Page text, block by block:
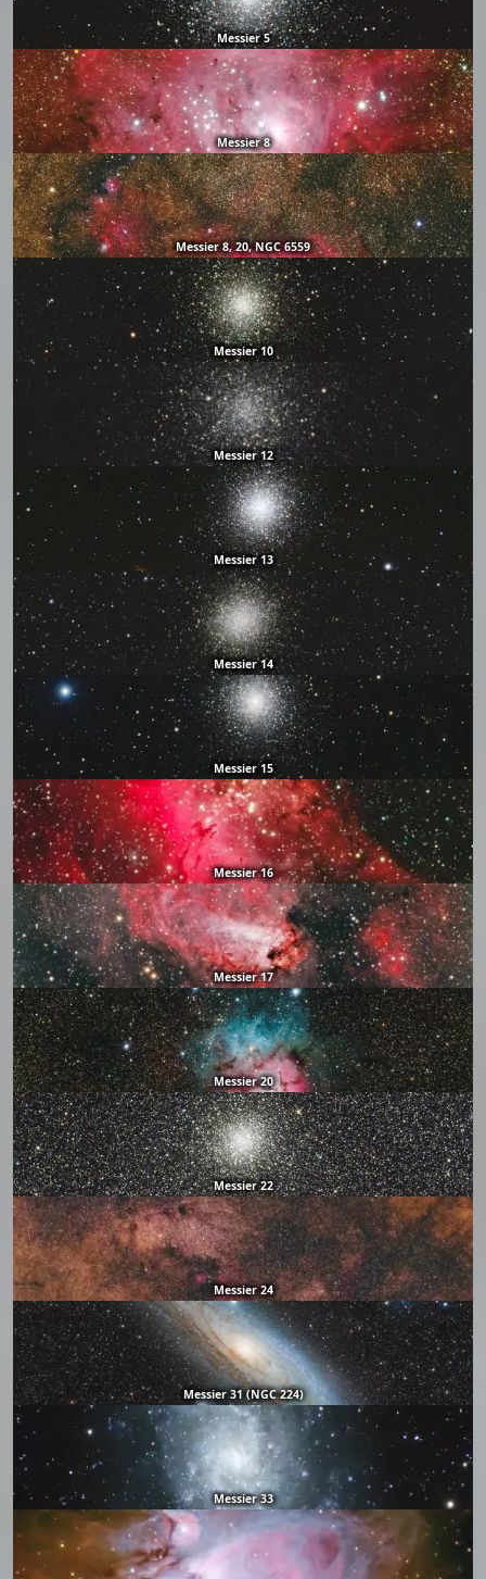
Messier 5
Messier 8
Messier 8, 20, NGC 6559
Messier 10
Messier 12
Messier 13
Messier 14
Messier 15
Messier 16
Messier 17
Messier 20
Messier 22
Messier 24
Messier 31 (NGC 224)
Messier 33